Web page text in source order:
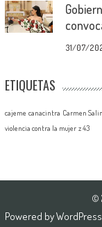
31/07/
ETIQUETAS
cajeme canacintra Carmen
violencia contra la mujer z 43
©
Powered byWordPress